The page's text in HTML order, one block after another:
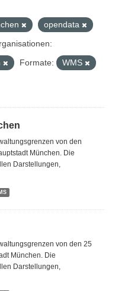
opendata
Formate: WMS
von den
München. Die
Darstellungen,
von den 25
München. Die
Darstellungen,